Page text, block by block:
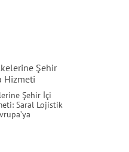
Şehir
Hizmeti
Şehir İçi
Saral Lojistik